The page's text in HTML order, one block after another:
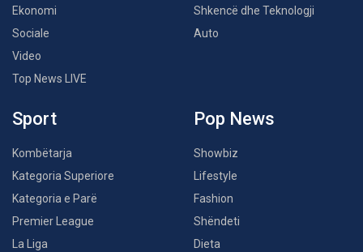
Ekonomi
Sociale
Video
Top News LIVE
Shkencë dhe Teknologji
Auto
Sport
Kombëtarja
Kategoria Superiore
Kategoria e Parë
Premier League
La Liga
Pop News
Showbiz
Lifestyle
Fashion
Shëndeti
Dieta